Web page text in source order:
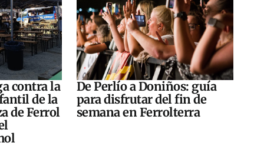
contra la
de la
de Ferrol
De Perlío a Doniños: guía
para disfrutar del fin de
semana en Ferrolterra